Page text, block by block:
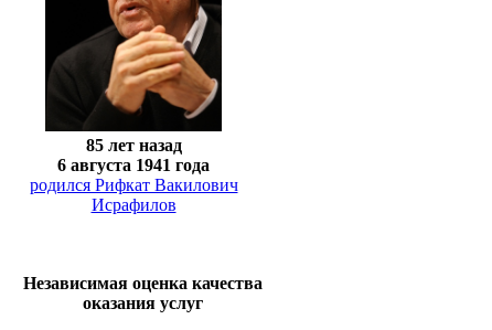
85 лет назад
6 августа 1941 года
родился Рифкат Вакилович
Исрафилов
Независимая оценка качества
оказания услуг